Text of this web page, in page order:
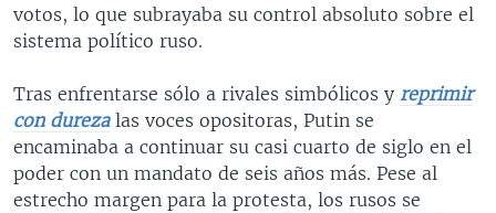
votos, lo que subrayaba su control absoluto sobre el
sistema político ruso.
Tras enfrentarse sólo a rivales simbólicos y reprimir
con durezalas voces opositoras, Putin se
encaminaba a continuar su casi cuarto de siglo en el
poder con un mandato de seis años más. Pese al
estrecho margen para la protesta, los rusos se